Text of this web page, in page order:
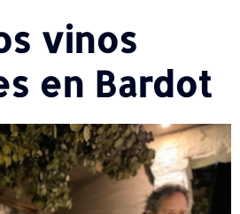
vinos
en Bardot